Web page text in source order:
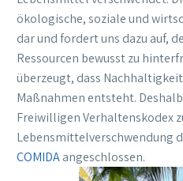
ökologische, soziale und
dar und fordert uns dazu auf,
Ressourcen bewusst zu
überzeugt, dass
Maßnahmen entsteht.
Freiwilligen Verhaltenskodex
Lebensmittelverschwendung
COMIDAangeschlossen.